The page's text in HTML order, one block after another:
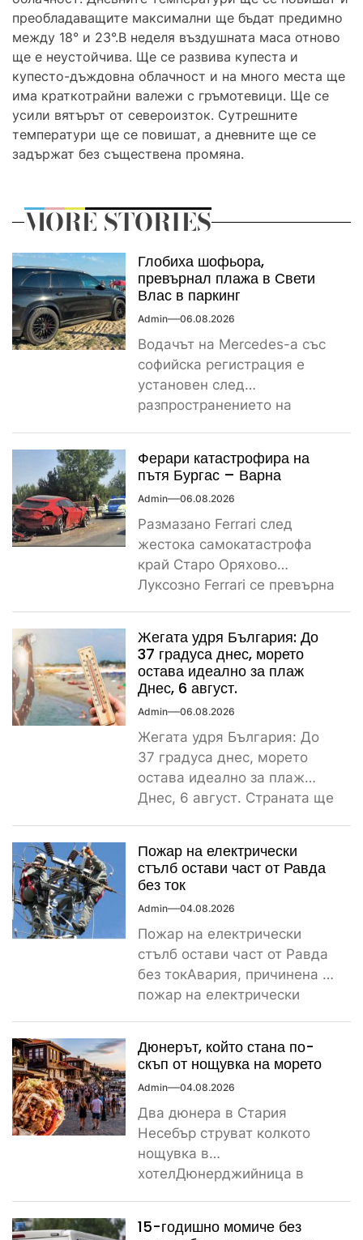
преобладаващите максимални ще бъдат предимно
между 18° и 23°.В неделя въздушната маса отново
ще е неустойчива. Ще се развива купеста и
купесто-дъждовна облачност и на много места ще
има краткотрайни валежи с гръмотевици. Ще се
усили вятърът от североизток. Сутрешните
температури ще се повишат, а дневните ще се
задържат без съществена промяна.
MORE STORIES
Глобиха шофьора,
превърнал плажа в Свети
Влас в паркинг
Admin 06.08.2026
Водачът на Mercedes-а със
софийска регистрация е
установен след
разпространението на
1000...
Ферари катастрофира на
пътя Бургас – Варна
Admin 06.08.2026
Размазано Ferrari след
жестока самокатастрофа
край Старо Оряхово
Луксозно Ferrari се превърна
сутрин...
Жегата удря България: До
37 градуса днес, морето
остава идеално за плаж
Днес, 6 август.
Admin 06.08.2026
Жегата удря България: До
37 градуса днес, морето
остава идеално за плаж
Днес, 6 август. Страната ще
Пожар на електрически
стълб остави част от Равда
без ток
Admin 04.08.2026
Пожар на електрически
стълб остави част от Равда
без токАвария, причинена от
пожар на електрически
Дюнерът, който стана по-
скъп от нощувка на морето
Admin 04.08.2026
Два дюнера в Стария
Несебър струват колкото
нощувка в
хотелДюнерджийница в
скъпотия на храната...
15-годишно момиче без